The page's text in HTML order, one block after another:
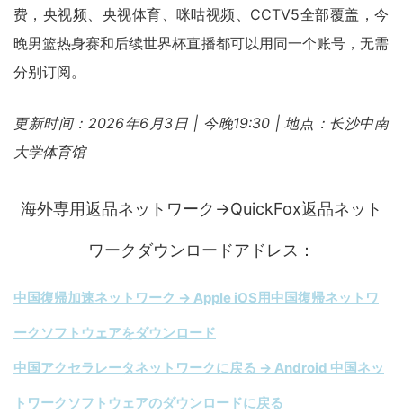
费，央视频、央视体育、咪咕视频、CCTV5全部覆盖，今
晚男篮热身赛和后续世界杯直播都可以用同一个账号，无需
分别订阅。
更新时间：2026年6月3日 | 今晚19:30 | 地点：长沙中南
大学体育馆
海外専用返品ネットワーク→QuickFox返品ネット
ワークダウンロードアドレス：
中国復帰加速ネットワーク → Apple iOS用中国復帰ネットワ
ークソフトウェアをダウンロード
中国アクセラレータネットワークに戻る → Android 中国ネッ
トワークソフトウェアのダウンロードに戻る